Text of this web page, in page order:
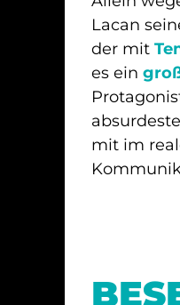
Lacan
der mit
es ein
mit im